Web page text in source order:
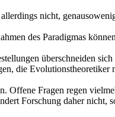
nicht,
des Paradigmas
überschneiden
die
Offene Fragen regen
Forschung daher nicht,